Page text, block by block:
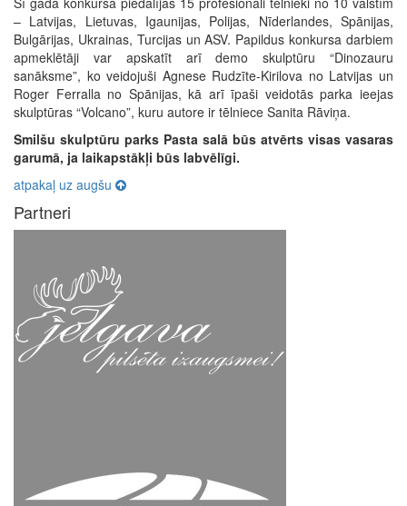
– Latvijas, Lietuvas, Igaunijas, Polijas, Nīderlandes, Spānijas,
Bulgārijas, Ukrainas, Turcijas un ASV. Papildus konkursa darbiem
apmeklētāji var apskatīt arī demo skulptūru “Dinozauru
sanāksme”, ko veidojuši Agnese Rudzīte-Kirilova no Latvijas un
Roger Ferralla no Spānijas, kā arī īpaši veidotās parka ieejas
skulptūras “Volcano”, kuru autore ir tēlniece Sanita Rāviņa.
Smilšu skulptūru parks Pasta salā būs atvērts visas vasaras
garumā, ja laikapstākļi būs labvēlīgi.
atpakaļ uz augšu
Partneri